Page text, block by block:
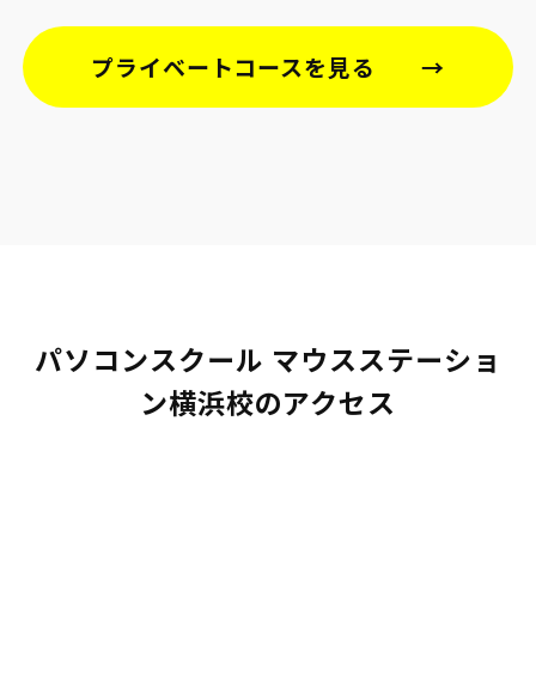
プライベートコースを見る
パソコンスクール マウスステーショ
ン横浜校のアクセス